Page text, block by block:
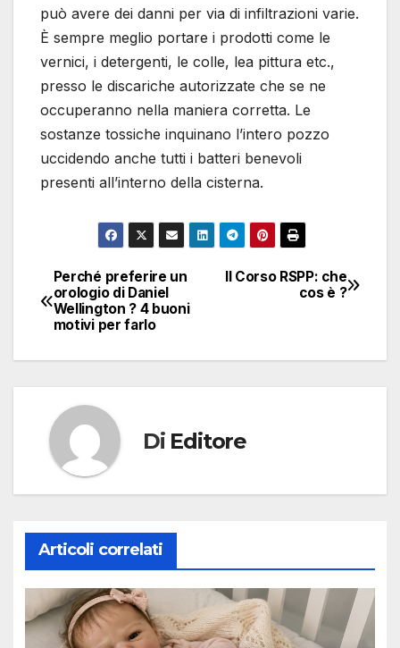
può avere dei danni per via di infiltrazioni varie.
È sempre meglio portare i prodotti come le
vernici, i detergenti, le colle, lea pittura etc.,
presso le discariche autorizzate che se ne
occuperanno nella maniera corretta. Le
sostanze tossiche inquinano l’intero pozzo
uccidendo anche tutti i batteri benevoli
presenti all’interno della cisterna.
Navigazione
articoli
Il Corso RSPP: che
cos è ?
Perché preferire un
orologio di Daniel
Wellington ? 4 buoni
motivi per farlo
Di Editore
Articoli correlati